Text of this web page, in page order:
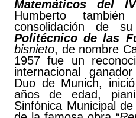
Matemáticos del
Humberto
consolidación de
Politécnico de las
bisnieto, de nombre
1957 fue un
internacional
Duo de Munich,
años de edad,
Sinfónica Municipal